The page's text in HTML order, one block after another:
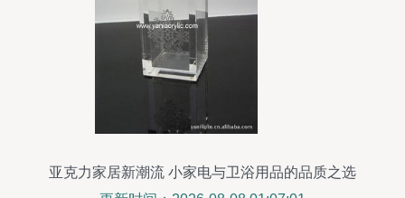
亚克力家居新潮流 小家电与卫浴用品的品质之选